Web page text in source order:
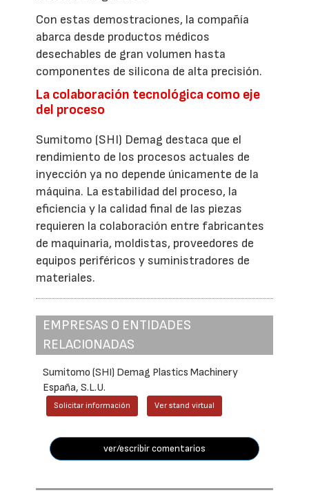
Con estas demostraciones, la compañía
abarca desde productos médicos
desechables de gran volumen hasta
componentes de silicona de alta precisión.
La colaboración tecnológica como eje
del proceso
Sumitomo (SHI) Demag destaca que el
rendimiento de los procesos actuales de
inyección ya no depende únicamente de la
máquina. La estabilidad del proceso, la
eficiencia y la calidad final de las piezas
requieren la colaboración entre fabricantes
de maquinaria, moldistas, proveedores de
equipos periféricos y suministradores de
materiales.
EMPRESAS O ENTIDADES
RELACIONADAS
Sumitomo (SHI) Demag Plastics Machinery
España, S.L.U.
Solicitar información Ver stand virtual
ver/escribir comentarios